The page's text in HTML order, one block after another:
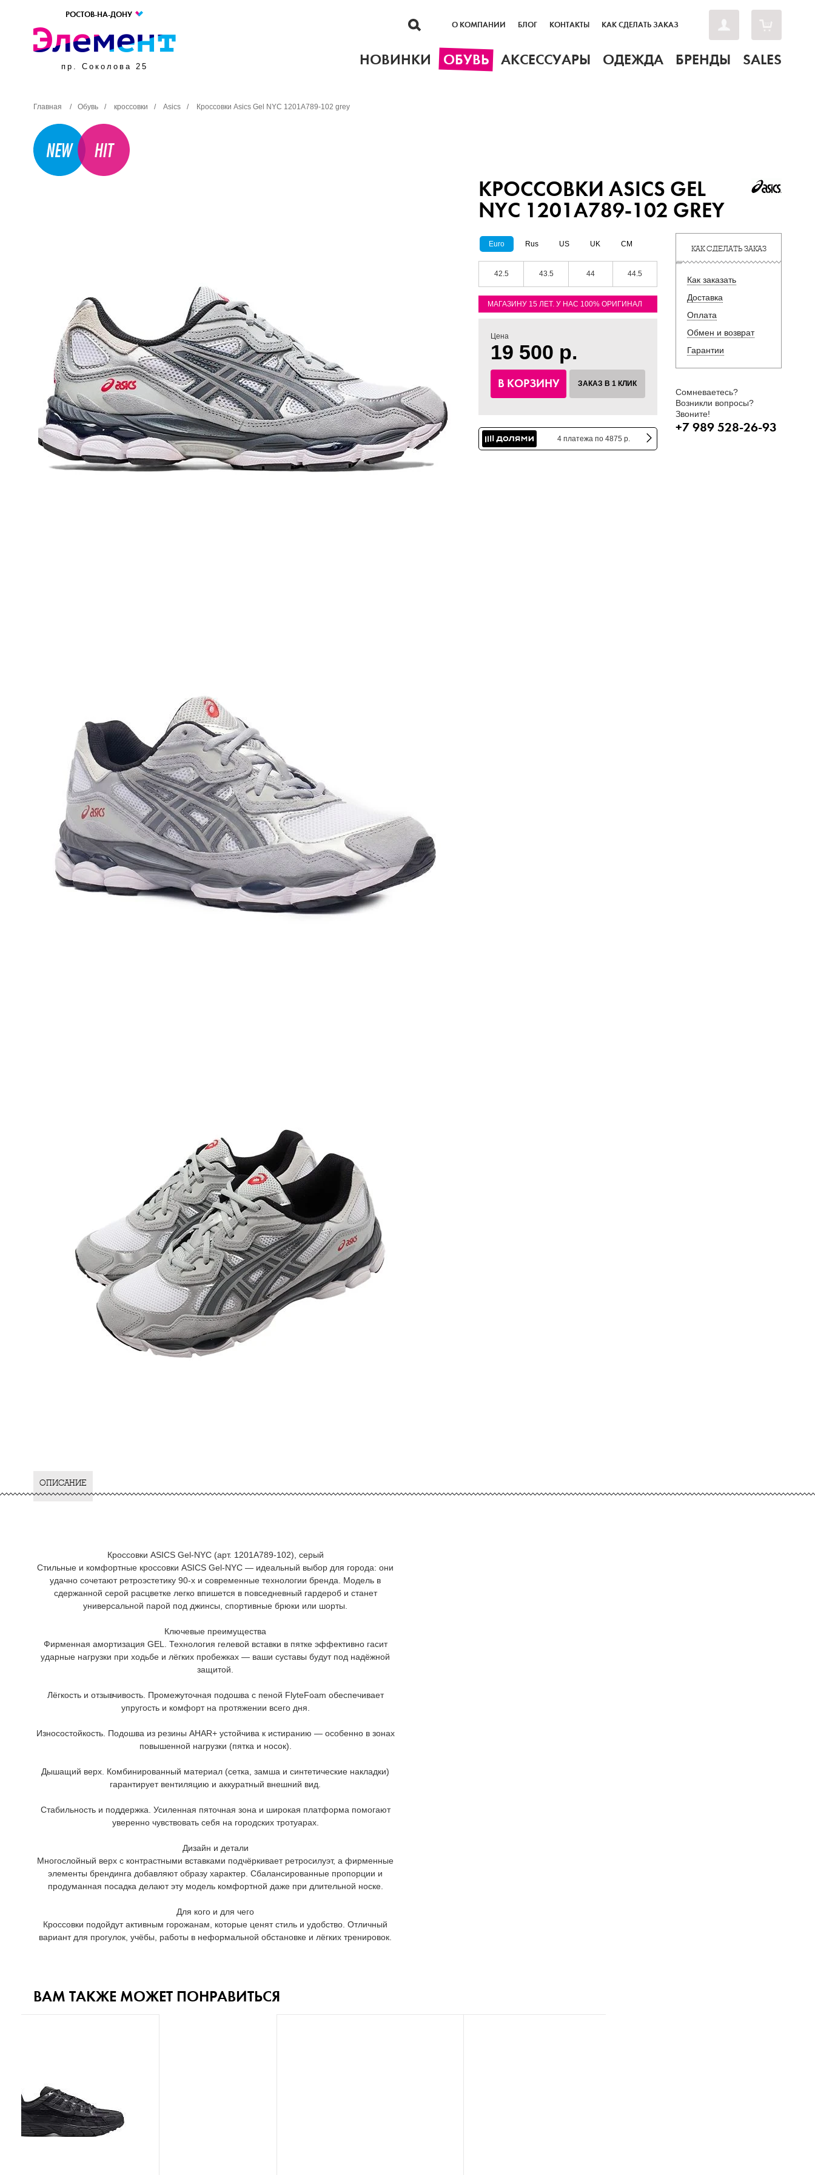
РОСТОВ-НА-ДОНУ
пр. Соколова 25
О КОМПАНИИ БЛОГ КОНТАКТЫ КАК СДЕЛАТЬ ЗАКАЗ
НОВИНКИ ОБУВЬ АКСЕССУАРЫ ОДЕЖДА БРЕНДЫ SALES
Главная / Обувь / кроссовки / Asics / Кроссовки Asics Gel NYC 1201A789-102 grey
КРОССОВКИ ASICS GEL
NYC 1201A789-102 GREY
Euro Rus US UK CM
42.5 43.5 44 44.5
МАГАЗИНУ 15 ЛЕТ. У НАС 100% ОРИГИНАЛ
Цена
19 500 р.
В КОРЗИНУ ЗАКАЗ В 1 КЛИК
4 платежа по 4875 р.
КАК СДЕЛАТЬ ЗАКАЗ
Как заказать
Доставка
Оплата
Обмен и возврат
Гарантии
Сомневаетесь?
Возникли вопросы?
Звоните!
+7 989 528-26-93
ОПИСАНИЕ
Кроссовки ASICS Gel‑NYC (арт. 1201A789‑102), серый
Стильные и комфортные кроссовки ASICS Gel‑NYC — идеальный выбор для города: они
удачно сочетают ретроэстетику 90‑х и современные технологии бренда. Модель в
сдержанной серой расцветке легко впишется в повседневный гардероб и станет
универсальной парой под джинсы, спортивные брюки или шорты.
Ключевые преимущества
Фирменная амортизация GEL. Технология гелевой вставки в пятке эффективно гасит
ударные нагрузки при ходьбе и лёгких пробежках — ваши суставы будут под надёжной
защитой.
Лёгкость и отзывчивость. Промежуточная подошва с пеной FlyteFoam обеспечивает
упругость и комфорт на протяжении всего дня.
Износостойкость. Подошва из резины AHAR+ устойчива к истиранию — особенно в зонах
повышенной нагрузки (пятка и носок).
Дышащий верх. Комбинированный материал (сетка, замша и синтетические накладки)
гарантирует вентиляцию и аккуратный внешний вид.
Стабильность и поддержка. Усиленная пяточная зона и широкая платформа помогают
уверенно чувствовать себя на городских тротуарах.
Дизайн и детали
Многослойный верх с контрастными вставками подчёркивает ретросилуэт, а фирменные
элементы брендинга добавляют образу характер. Сбалансированные пропорции и
продуманная посадка делают эту модель комфортной даже при длительной носке.
Для кого и для чего
Кроссовки подойдут активным горожанам, которые ценят стиль и удобство. Отличный
вариант для прогулок, учёбы, работы в неформальной обстановке и лёгких тренировок.
ВАМ ТАКЖЕ МОЖЕТ ПОНРАВИТЬСЯ